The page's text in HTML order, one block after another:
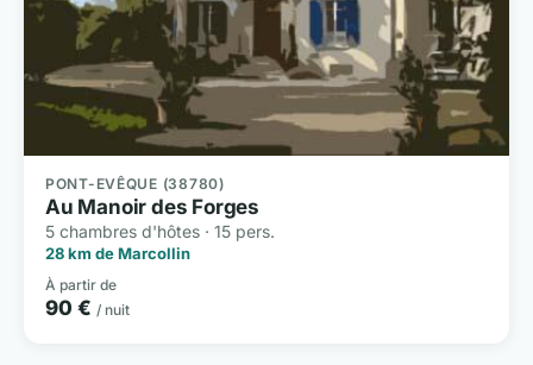
PONT-EVÊQUE (38780)
Au Manoir des Forges
5 chambres d'hôtes · 15 pers.
28 km de Marcollin
À partir de
90 € / nuit